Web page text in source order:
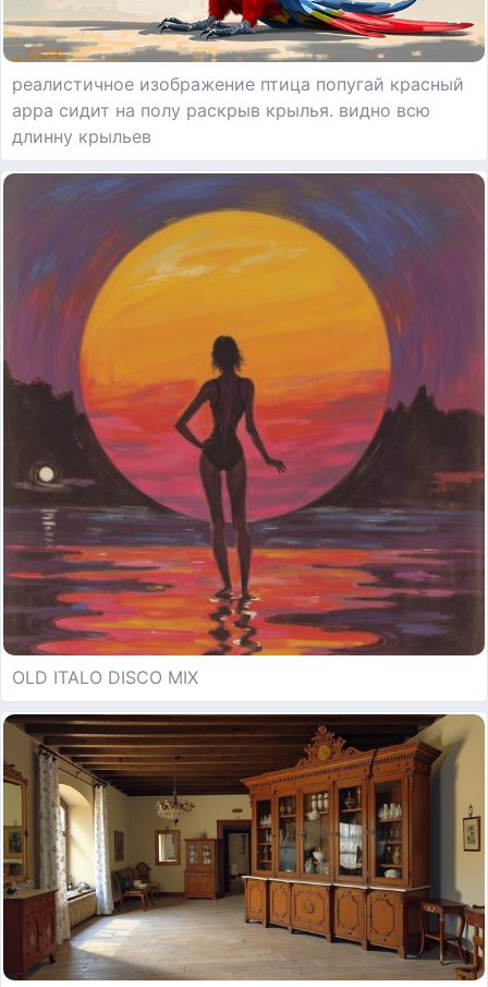
реалистичное изображение птица попугай красный
арра сидит на полу раскрыв крылья. видно всю
длинну крыльев
OLD ITALO DISCO MIX